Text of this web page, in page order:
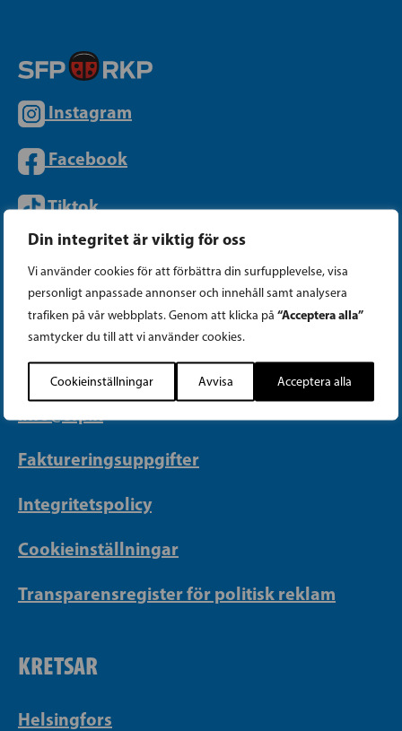
Din integritet är viktig för oss
Vi använder cookies för att förbättra din surfupplevelse, visa
personligt anpassade annonser och innehåll samt analysera
trafiken på vår webbplats. Genom att klicka på “Acceptera alla”
samtycker du till att vi använder cookies.
Cookieinställningar Avvisa Acceptera alla
Instagram
Facebook
Tiktok
PARTIKANSLIET
Telefon (09) 693 070
PB 430, 00101 Helsingfors
Georgsgatan 27, 00100 Helsingfors
Faktureringsuppgifter
Integritetspolicy
Cookieinställningar
Transparensregister för politisk reklam
KRETSAR
Helsingfors